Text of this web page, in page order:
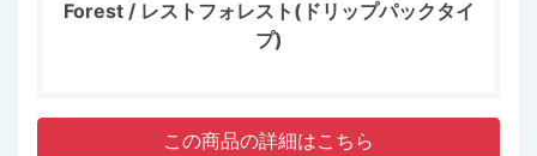
Forest / レストフォレスト(ドリップパックタイ
プ)
この商品の詳細はこちら